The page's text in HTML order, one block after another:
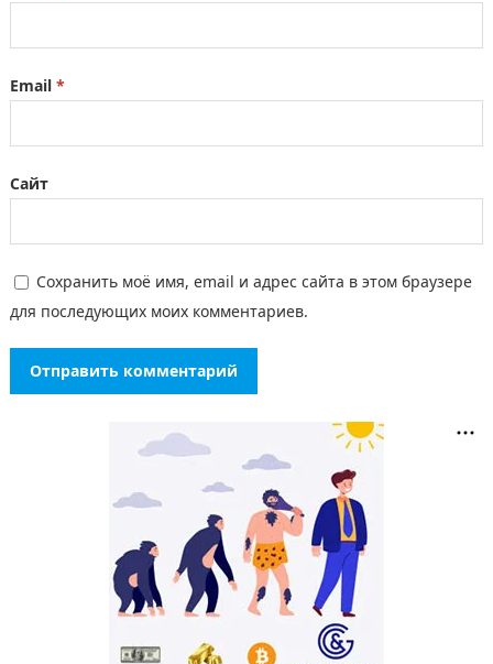
Email *
Сайт
Сохранить моё имя, email и адрес сайта в этом браузере
для последующих моих комментариев.